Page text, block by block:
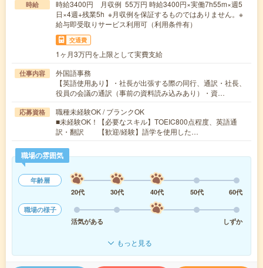
時給
時給3400円 月収例 55万円 時給3400円×実働7h55m×週5
日×4週+残業5h ※月収例を保証するものではありません。※
給与即受取りサービス利用可（利用条件有）
交通費
1ヶ月3万円を上限として実費支給
仕事内容
外国語事務
【英語使用あり】・社長が出張する際の同行、通訳・社長、
役員の会議の通訳（事前の資料読み込みあり）・資…
応募資格
職種未経験OK / ブランクOK
■未経験OK！【必要なスキル】TOEIC800点程度、英語通
訳・翻訳 【歓迎/経験】語学を使用した…
職場の雰囲気
年齢層
20代
30代 40代 50代
60代
職場の様子
活気がある
しずか
もっと見る